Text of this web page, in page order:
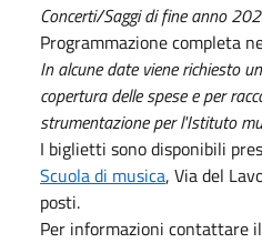
Concerti/Saggi di fine anno
Programmazione completa
In alcune date viene richiesto
copertura delle spese e per
strumentazione per l'Istituto
I biglietti sono disponibili
Scuola di musica, Via del
posti.
Per informazioni contattare